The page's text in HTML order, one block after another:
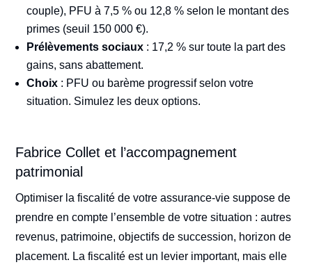
couple), PFU à 7,5 % ou 12,8 % selon le montant des
primes (seuil 150 000 €).
Prélèvements sociaux : 17,2 % sur toute la part des
gains, sans abattement.
Choix : PFU ou barème progressif selon votre
situation. Simulez les deux options.
Fabrice Collet et l’accompagnement
patrimonial
Optimiser la fiscalité de votre assurance-vie suppose de
prendre en compte l’ensemble de votre situation : autres
revenus, patrimoine, objectifs de succession, horizon de
placement. La fiscalité est un levier important, mais elle